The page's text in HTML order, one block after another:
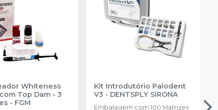
Whiteness
Top Dam - 3
- FGM
Kit Introdutório Palodent
V3 - DENTSPLY SIRONA
Embalagem com 100 Matrizes